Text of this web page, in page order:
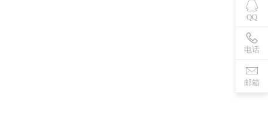
QQ
电话
邮箱